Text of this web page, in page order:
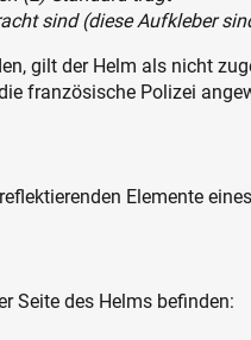
sind (diese Aufkleber
gilt der Helm als nicht
französische Polizei
Elemente
Seite des Helms befinden: